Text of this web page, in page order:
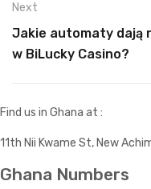
Next
Jakie automaty dają
w BiLucky Casino?
Find us in Ghana at :
11th Nii Kwame St, New
Ghana Numbers